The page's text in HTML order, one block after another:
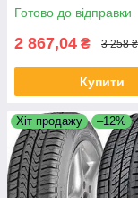
Готово до відправки
2 867,04 ₴ 3 258 ₴
Купити
Хіт продажу –12%